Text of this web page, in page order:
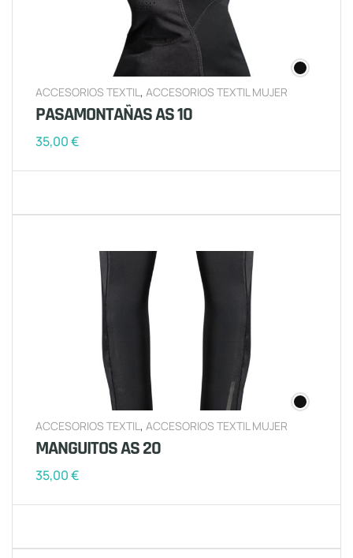
ACCESORIOS TEXTIL, ACCESORIOS TEXTIL MUJER
PASAMONTAÑAS AS 10
35,00€
ACCESORIOS TEXTIL , ACCESORIOS TEXTIL MUJER
MANGUITOS AS 20
35,00€